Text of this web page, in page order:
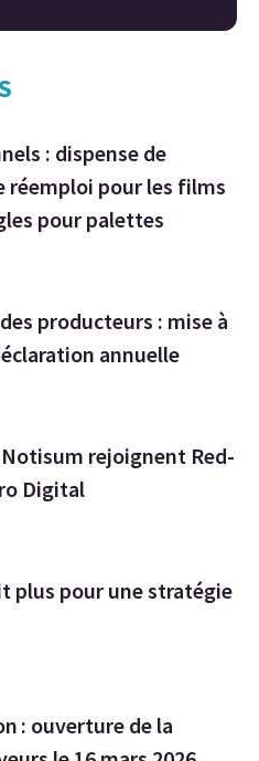
: dispense de
réemploi pour les films
pour palettes
producteurs : mise à
annuelle
rejoignent Red-
Digital
plus pour une stratégie
: ouverture de la